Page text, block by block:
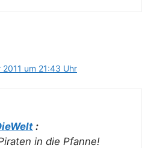
um 21:43 Uhr
:
in die Pfanne!